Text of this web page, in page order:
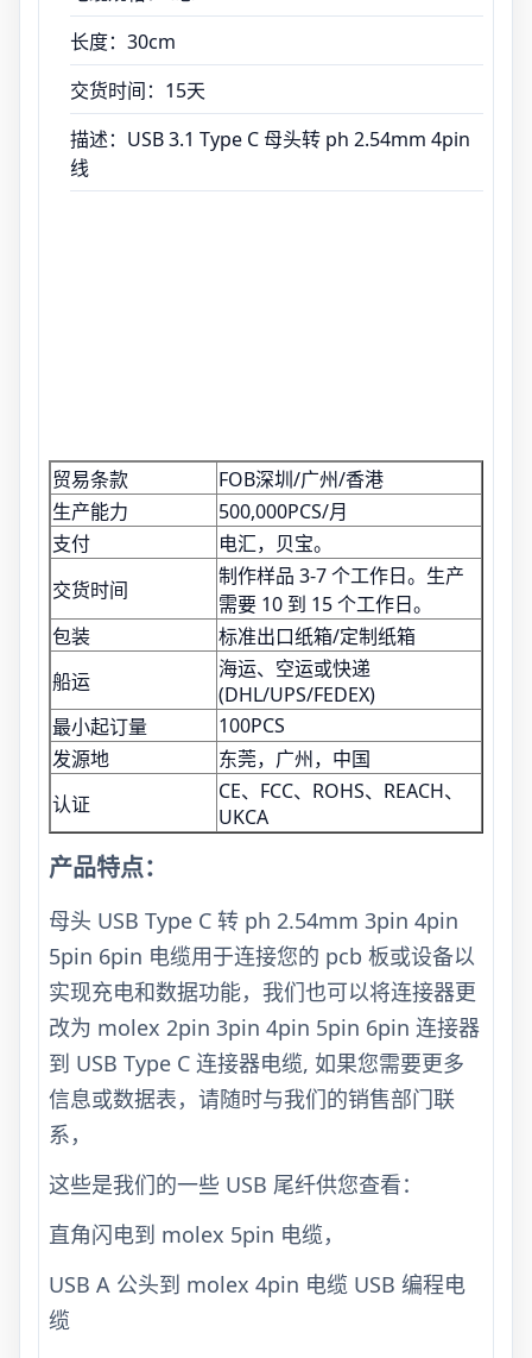
长度：30cm
交货时间：15天
描述：USB 3.1 Type C 母头转 ph 2.54mm 4pin
线
贸易条款
FOB深圳/广州/香港
生产能力
500,000PCS/月
支付
电汇，贝宝。
交货时间
制作样品 3-7 个工作日。生产
需要 10 到 15 个工作日。
包装
标准出口纸箱/定制纸箱
船运
海运、空运或快递
(DHL/UPS/FEDEX)
最小起订量
100PCS
发源地
东莞，广州，中国
认证
CE、FCC、ROHS、REACH、
UKCA
产品特点：
母头 USB Type C 转 ph 2.54mm 3pin 4pin
5pin 6pin 电缆用于连接您的 pcb 板或设备以
实现充电和数据功能，我们也可以将连接器更
改为 molex 2pin 3pin 4pin 5pin 6pin 连接器
到 USB Type C 连接器电缆, 如果您需要更多
信息或数据表，请随时与我们的销售部门联
系，
这些是我们的一些 USB 尾纤供您查看：
直角闪电到 molex 5pin 电缆，
USB A 公头到 molex 4pin 电缆 USB 编程电
缆